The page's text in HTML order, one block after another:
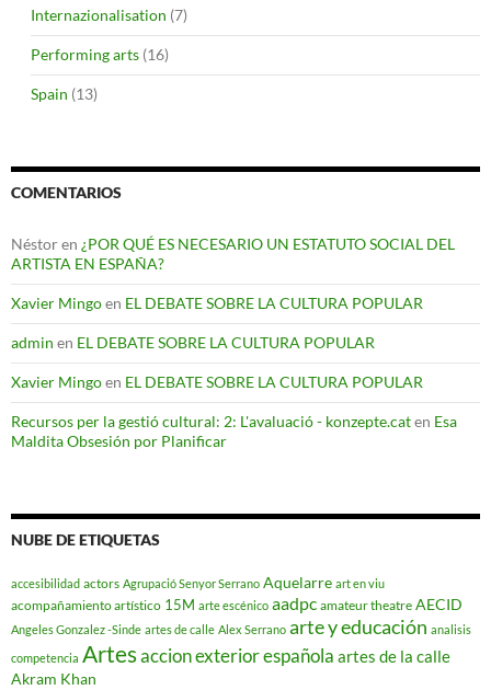
Internazionalisation (7)
Performing arts (16)
Spain (13)
COMENTARIOS
Néstoren ¿POR QUÉ ES NECESARIO UN ESTATUTO SOCIAL DEL
ARTISTA EN ESPAÑA?
Xavier Mingoen EL DEBATE SOBRE LA CULTURA POPULAR
admin en EL DEBATE SOBRE LA CULTURA POPULAR
Xavier Mingoen EL DEBATE SOBRE LA CULTURA POPULAR
Recursos per la gestió cultural: 2: L'avaluació - konzepte.caten Esa
Maldita Obsesión por Planificar
NUBE DE ETIQUETAS
accesibilidad actors Agrupació Senyor Serrano Aquelarre art en viu
acompañamiento artístico 15M arte escénico aadpc amateur theatre AECID
Angeles Gonzalez -Sinde artes de calle Alex Serrano arte y educación analisis
competencia Artesaccion exterior española artes de la calle
Akram Khan